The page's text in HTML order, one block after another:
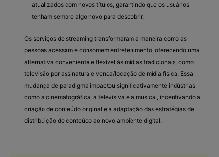
atualizados com novos títulos, garantindo que os usuários
tenham sempre algo novo para descobrir.
Os serviços de streaming transformaram a maneira como as
pessoas acessam e consomem entretenimento, oferecendo uma
alternativa conveniente e flexível às mídias tradicionais, como
televisão por assinatura e venda/locação de mídia física. Essa
mudança de paradigma impactou significativamente indústrias
como a cinematográfica, a televisiva e a musical, incentivando a
criação de conteúdo original e a adaptação das estratégias de
distribuição de conteúdo ao novo ambiente digital.